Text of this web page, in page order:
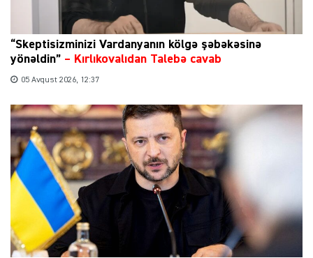
“Skeptisizminizi Vardanyanın kölgə şəbəkəsinə
yönəldin” – Kırlıkovalıdan Talebə cavab
05 Avqust 2026, 12:37